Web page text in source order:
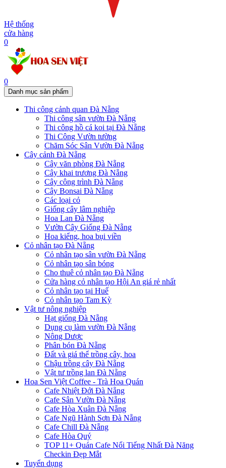
Hệ thống
cửa hàng
0
0
Danh mục sản phẩm
Thi công cảnh quan Đà Nẵng
Thi công sân vườn Đà Nẵng
Thi công hồ cá koi tại Đà Nẵng
Thi Công Vườn tường
Chăm Sóc Sân Vườn Đà Nẵng
Cây cảnh Đà Nẵng
Cây văn phòng Đà Nẵng
Cây khai trương Đà Nẵng
Cây công trình Đà Nẵng
Cây Bonsai Đà Nẵng
Các loại cỏ
Giống cây lâm nghiệp
Hoa Lan Đà Nẵng
Vườn Cây Giống Đà Nẵng
Hoa kiểng, hoa bụi viền
Cỏ nhân tạo Đà Nẵng
Cỏ nhân tạo sân vườn Đà Nẵng
Cỏ nhân tạo sân bóng
Cho thuê cỏ nhân tạo Đà Nẵng
Cửa hàng cỏ nhân tạo Hội An giá rẻ nhất
Cỏ nhân tạo tại Huế
Cỏ nhân tạo Tam Kỳ
Vật tư nông nghiệp
Hạt giống Đà Nẵng
Dụng cụ làm vườn Đà Nẵng
Nông Dược
Phân bón Đà Nẵng
Đất và giá thể trồng cây, hoa
Chậu trồng cây Đà Nẵng
Vật tư trồng lan Đà Nẵng
Hoa Sen Việt Coffee - Trà Hoa Quán
Cafe Nhiệt Đới Đà Nẵng
Cafe Sân Vườn Đà Nẵng
Cafe Hòa Xuân Đà Nẵng
Cafe Ngũ Hành Sơn Đà Nẵng
Cafe Chill Đà Nẵng
Cafe Hòa Quý
TOP 11+ Quán Cafe Nổi Tiếng Nhất Đà Năng
Checkin Đẹp Mắt
Tuyển dụng